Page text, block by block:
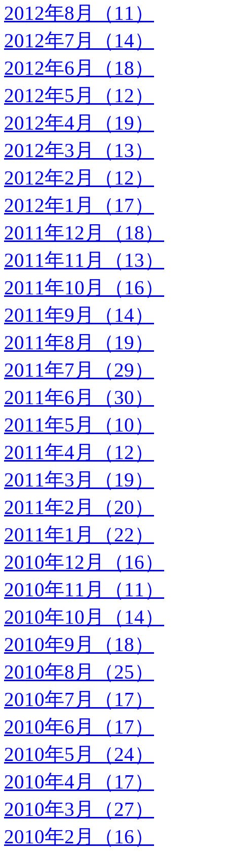
2012年8月（11）
2012年7月（14）
2012年6月（18）
2012年5月（12）
2012年4月（19）
2012年3月（13）
2012年2月（12）
2012年1月（17）
2011年12月（18）
2011年11月（13）
2011年10月（16）
2011年9月（14）
2011年8月（19）
2011年7月（29）
2011年6月（30）
2011年5月（10）
2011年4月（12）
2011年3月（19）
2011年2月（20）
2011年1月（22）
2010年12月（16）
2010年11月（11）
2010年10月（14）
2010年9月（18）
2010年8月（25）
2010年7月（17）
2010年6月（17）
2010年5月（24）
2010年4月（17）
2010年3月（27）
2010年2月（16）